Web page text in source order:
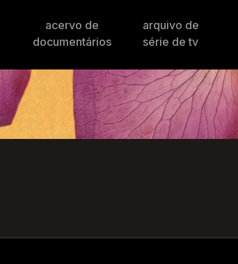
acervo de
documentários
arquivo de
série de tv